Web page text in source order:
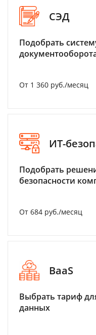
СЭД
Подобрать
От 1 360 руб./месяц
ИТ-
Подобрать
безопасности
От 684 руб./месяц
BaaS
Выбрать тариф
данных